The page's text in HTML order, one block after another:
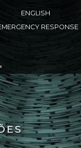
ENGLISH
RESPONSE